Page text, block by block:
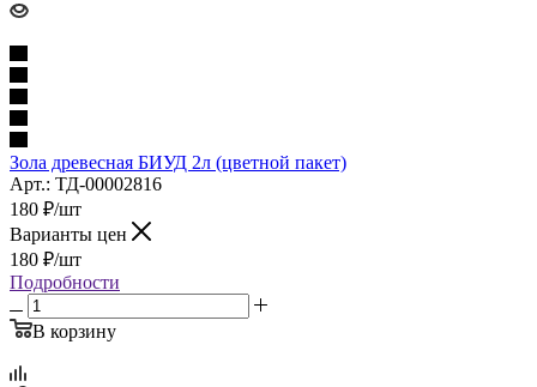
Зола древесная БИУД 2л (цветной пакет)
Арт.: ТД-00002816
180 ₽/шт
Варианты цен
180 ₽/шт
Подробности
В корзину